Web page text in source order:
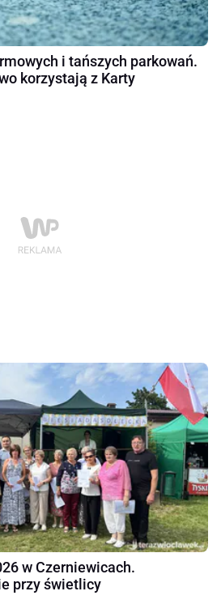
i tańszych parkowań.
korzystają z Karty
w Czerniewicach.
przy świetlicy